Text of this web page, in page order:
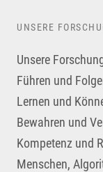
UNSERE
Unsere
Führen und
Lernen und
Bewahren und
Kompetenz und
Menschen,